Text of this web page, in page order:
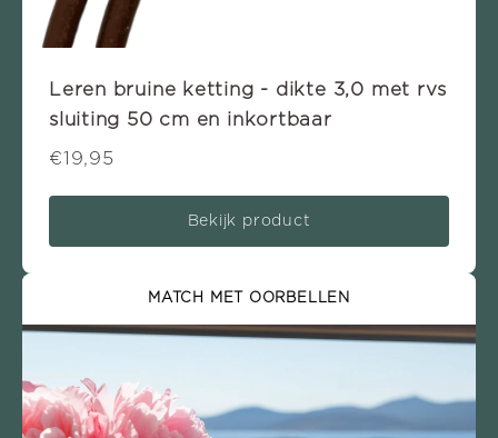
Leren bruine ketting - dikte 3,0 met rvs
sluiting 50 cm en inkortbaar
€19,95
Bekijk product
MATCH MET OORBELLEN